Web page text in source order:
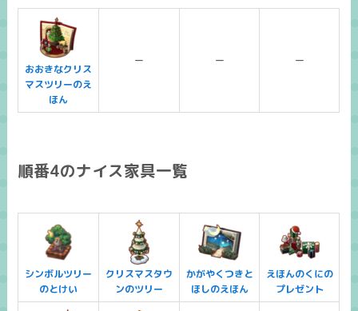
おおきなクリス
マスツリーのえ
ほん
ー ー ー
順番4のナイス家具一覧
シンボルツリー
のとけい
クリスマスタウ
ンのツリー
かがやくつきと
ほしのえほん
えほんのくにの
プレゼント